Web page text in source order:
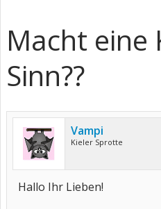
Macht eine
Sinn??
Vampi
Kieler Sprotte
Hallo Ihr Lieben!